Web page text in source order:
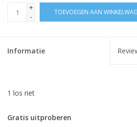
+
-
TOEVOEGEN AAN
Informatie
1 los riet
Gratis uitproberen